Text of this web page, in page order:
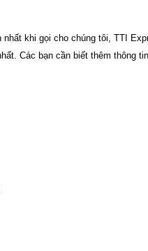
khi gọi cho chúng tôi, TTI
Các bạn cần biết thêm thông